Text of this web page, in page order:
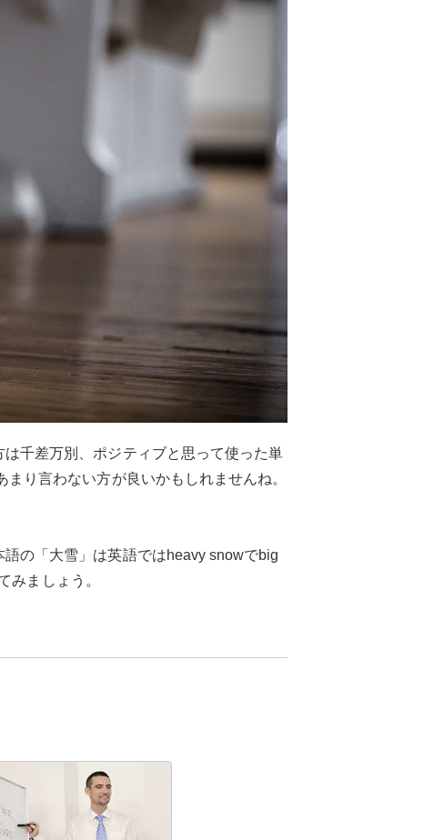
千差万別、ポジティブと思って使った単
り言わない方が良いかもしれませんね。
の「大雪」は英語ではheavy snowでbig
みましょう。